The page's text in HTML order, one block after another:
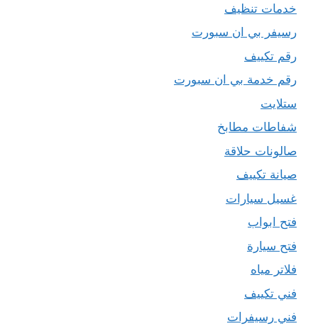
خدمات تنظيف
رسيفر بي ان سبورت
رقم تكييف
رقم خدمة بي ان سبورت
ستلايت
شفاطات مطابخ
صالونات حلاقة
صيانة تكييف
غسيل سيارات
فتح ابواب
فتح سيارة
فلاتر مياه
فني تكييف
فني رسيفرات